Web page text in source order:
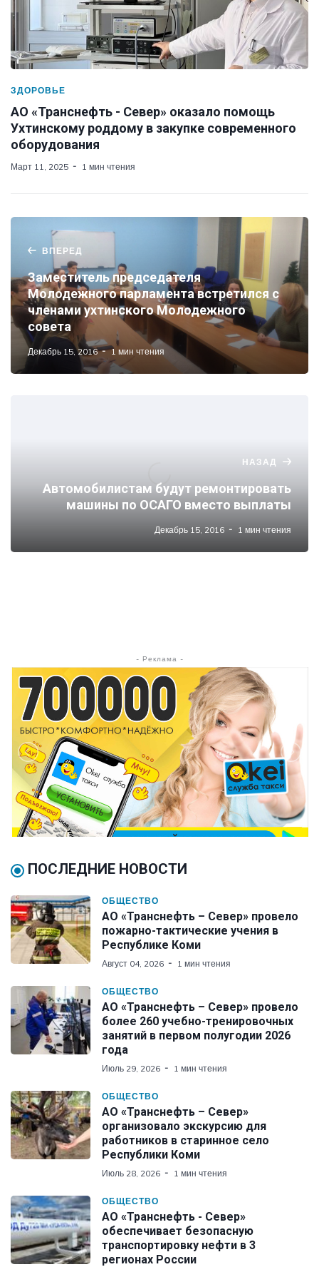
ЗДОРОВЬЕ
АО «Транснефть - Север» оказало помощь
Ухтинскому роддому в закупке современного
оборудования
Март 11, 2025 1 мин чтения
ВПЕРЕД
Заместитель председателя
Молодежного парламента встретился с
членами ухтинского Молодежного
совета
Декабрь 15, 2016 1 мин чтения
НАЗАД
Автомобилистам будут ремонтировать
машины по ОСАГО вместо выплаты
Декабрь 15, 2016 1 мин чтения
- Реклама -
ПОСЛЕДНИЕ НОВОСТИ
ОБЩЕСТВО
АО «Транснефть – Север» провело
пожарно-тактические учения в
Республике Коми
Август 04, 2026 1 мин чтения
ОБЩЕСТВО
АО «Транснефть – Север» провело
более 260 учебно-тренировочных
занятий в первом полугодии 2026
года
Июль 29, 2026 1 мин чтения
ОБЩЕСТВО
АО «Транснефть – Север»
организовало экскурсию для
работников в старинное село
Республики Коми
Июль 28, 2026 1 мин чтения
ОБЩЕСТВО
АО «Транснефть - Север»
обеспечивает безопасную
транспортировку нефти в 3
регионах России